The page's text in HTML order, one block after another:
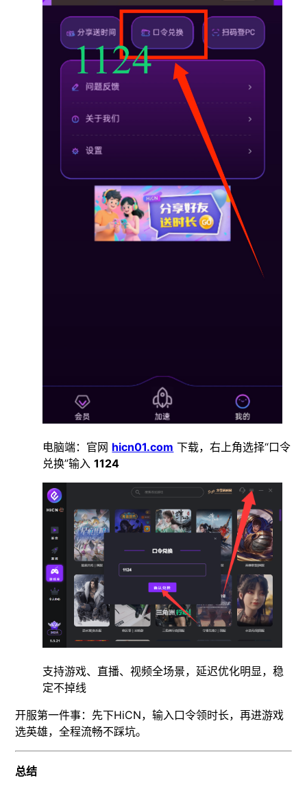
电脑端：官网 hicn01.com 下载，右上角选择“口令
兑换”输入1124
支持游戏、直播、视频全场景，延迟优化明显，稳
定不掉线
开服第一件事：先下HiCN，输入口令领时长，再进游戏
选英雄，全程流畅不踩坑。
总结